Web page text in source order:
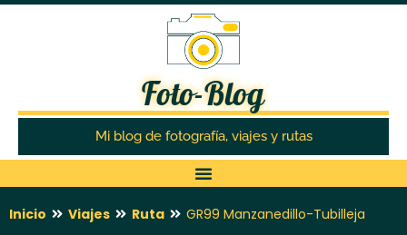
Foto-Blog
Mi blog de fotografía, viajes y rutas
Inicio Viajes Ruta GR99 Manzanedillo-Tubilleja